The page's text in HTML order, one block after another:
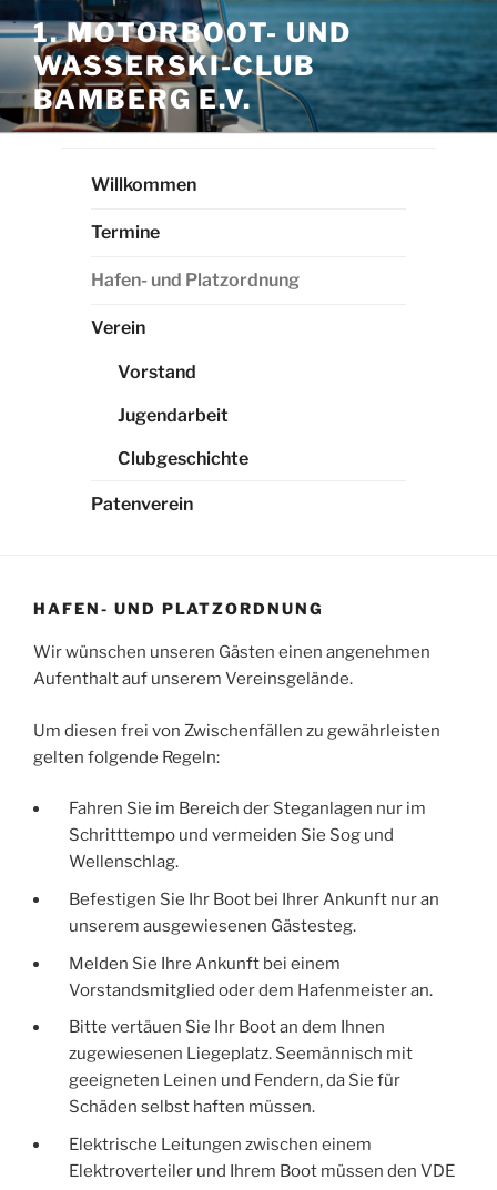
Inhalt
springen
1. MOTORBOOT- UND
WASSERSKI-CLUB
BAMBERG E.V.
Willkommen
Termine
Hafen- und Platzordnung
Verein
Vorstand
Jugendarbeit
Clubgeschichte
Patenverein
HAFEN- UND PLATZORDNUNG
Wir wünschen unseren Gästen einen angenehmen
Aufenthalt auf unserem Vereinsgelände.
Um diesen frei von Zwischenfällen zu gewährleisten
gelten folgende Regeln:
Fahren Sie im Bereich der Steganlagen nur im
Schritttempo und vermeiden Sie Sog und
Wellenschlag.
Befestigen Sie Ihr Boot bei Ihrer Ankunft nur an
unserem ausgewiesenen Gästesteg.
Melden Sie Ihre Ankunft bei einem
Vorstandsmitglied oder dem Hafenmeister an.
Bitte vertäuen Sie Ihr Boot an dem Ihnen
zugewiesenen Liegeplatz. Seemännisch mit
geeigneten Leinen und Fendern, da Sie für
Schäden selbst haften müssen.
Elektrische Leitungen zwischen einem
Elektroverteiler und Ihrem Boot müssen den VDE